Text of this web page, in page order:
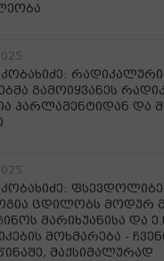
გამოიყვანეს
პარლამენტიდან და
ცდილობს მოდურ
მარიხუანისა და
მოხმარება -
მაქსიმალურად